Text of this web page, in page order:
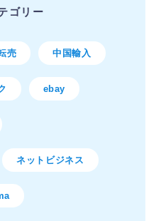
ゴリー
売 中国輸入
ebay
ネットビジネス